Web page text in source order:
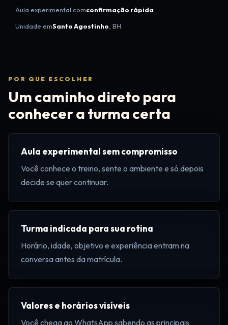
Aula experimental comconfirmação rápida
Unidade emSanto Agostinho , BH
POR QUE ESCOLHER
Um caminho direto para
conhecer a turma certa
Aula experimental sem compromisso
Você conhece o treino, sente o ambiente e só depois
decide se quer continuar.
Turma indicada para sua rotina
Horário, idade, objetivo e experiência entram na
conversa antes da matrícula.
Valores e horários visíveis
Você chega ao WhatsApp sabendo as principais